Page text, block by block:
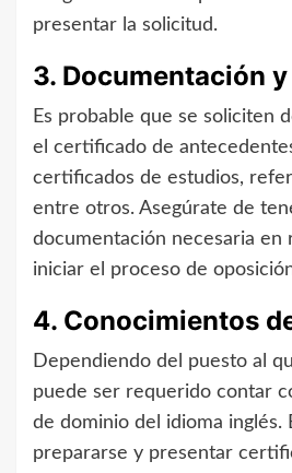
presentar la solicitud.
3. Documentación
Es probable que se soliciten
el certificado de
certificados de estudios,
entre otros. Asegúrate de
documentación necesaria en
iniciar el proceso de
4. Conocimientos
Dependiendo del puesto al
puede ser requerido contar
de dominio del idioma inglés.
prepararse y presentar